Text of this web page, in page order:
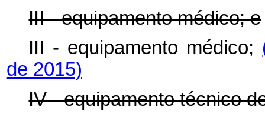
III - equipamento médico; e
III - equipamento médico;
de 2015)
IV - equipamento técnico